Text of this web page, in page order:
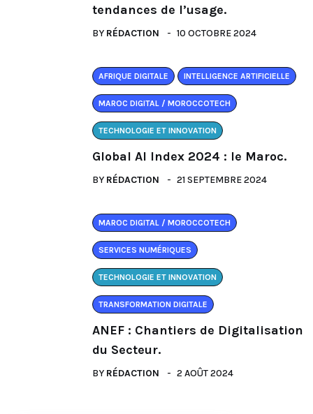
tendances de l’usage.
BY RÉDACTION 10 OCTOBRE 2024
AFRIQUE DIGITALE INTELLIGENCE ARTIFICIELLE
MAROC DIGITAL / MOROCCOTECH
TECHNOLOGIE ET INNOVATION
Global AI Index 2024 : le Maroc.
BY RÉDACTION 21 SEPTEMBRE 2024
MAROC DIGITAL / MOROCCOTECH
SERVICES NUMÉRIQUES
TECHNOLOGIE ET INNOVATION
TRANSFORMATION DIGITALE
ANEF : Chantiers de Digitalisation
du Secteur.
BY RÉDACTION 2 AOÛT 2024